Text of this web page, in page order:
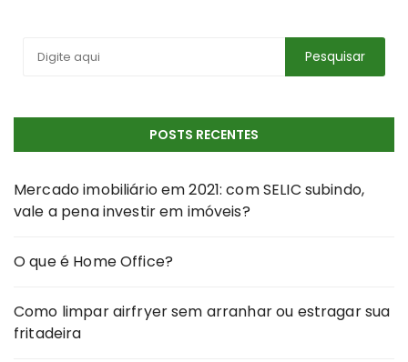
POSTS RECENTES
Mercado imobiliário em 2021: com SELIC subindo,
vale a pena investir em imóveis?
O que é Home Office?
Como limpar airfryer sem arranhar ou estragar sua
fritadeira